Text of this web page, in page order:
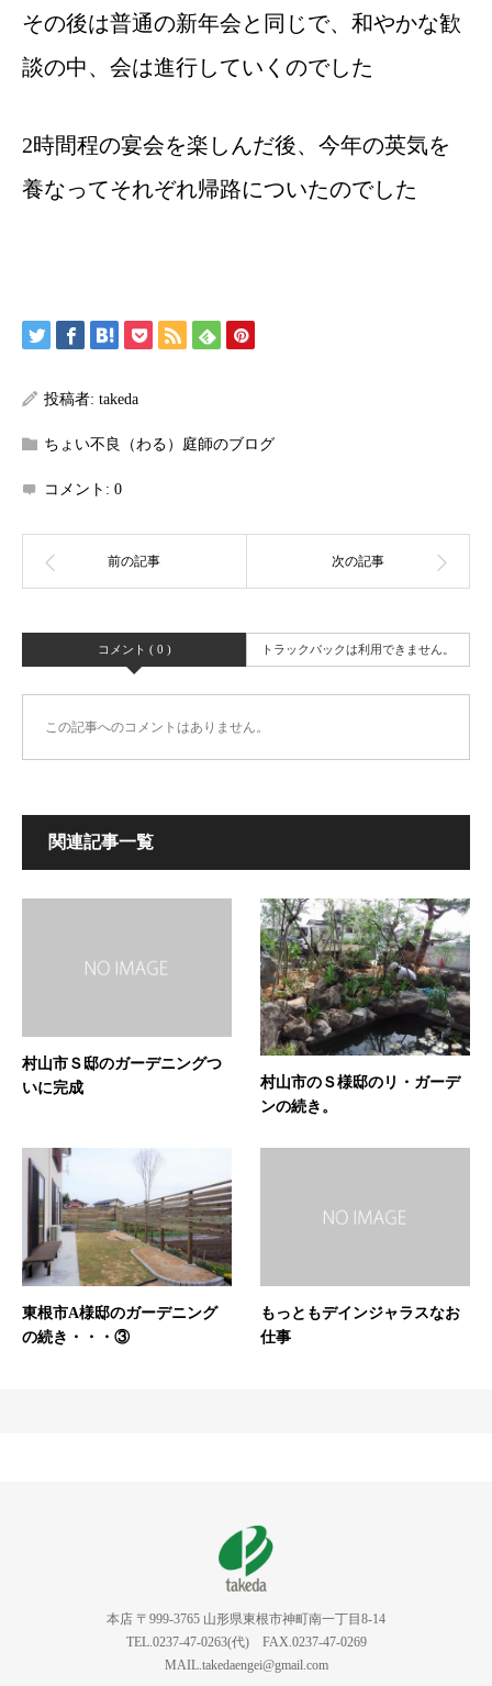
その後は普通の新年会と同じで、和やかな歓
談の中、会は進行していくのでした
2時間程の宴会を楽しんだ後、今年の英気を
養なってそれぞれ帰路についたのでした
投稿者: takeda
ちょい不良（わる）庭師のブログ
コメント: 0
コメント ( 0 ) トラックバックは利用できません。
この記事へのコメントはありません。
関連記事一覧
村山市Ｓ邸のガーデニングつ
いに完成
村山市のＳ様邸のリ・ガーデ
ンの続き。
東根市A様邸のガーデニング
の続き・・・③
もっともデインジャラスなお
仕事
本店 〒999-3765 山形県東根市神町南一丁目8-14
TEL.0237-47-0263(代) FAX.0237-47-0269
MAIL.takedaengei@gmail.com